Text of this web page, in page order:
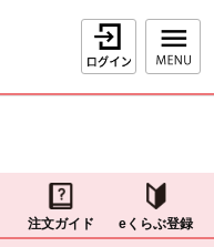
ログイン
注文ガイド eくらぶ登録